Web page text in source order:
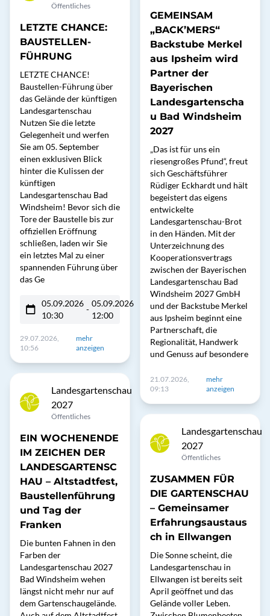
Öffentliches
LETZTE CHANCE:
BAUSTELLEN-
FÜHRUNG
LETZTE CHANCE!
Baustellen-Führung über
das Gelände der künftigen
Landesgartenschau
Nutzen Sie die letzte
Gelegenheit und werfen
Sie am 05. September
einen exklusiven Blick
hinter die Kulissen der
künftigen
Landesgartenschau Bad
Windsheim! Bevor sich die
Tore der Baustelle bis zur
offiziellen Eröffnung
schließen, laden wir Sie
ein letztes Mal zu einer
spannenden Führung über
das Ge
05.09.2026
10:30
-
05.09.2026
12:00
29.07.2026,
10:56
mehr
anzeigen
Landesgartenschau
2027
Öffentliches
EIN WOCHENENDE
IM ZEICHEN DER
LANDESGARTENSC
HAU – Altstadtfest,
Baustellenführung
und Tag der
Franken
Die bunten Fahnen in den
Farben der
Landesgartenschau 2027
Bad Windsheim wehen
längst nicht mehr nur auf
dem Gartenschaugelände.
GEMEINSAM
„BACK’MERS“
Backstube Merkel
aus Ipsheim wird
Partner der
Bayerischen
Landesgartenscha
u Bad Windsheim
2027
„Das ist für uns ein
riesengroßes Pfund“, freut
sich Geschäftsführer
Rüdiger Eckhardt und hält
begeistert das eigens
entwickelte
Landesgartenschau-Brot
in den Händen. Mit der
Unterzeichnung des
Kooperationsvertrags
zwischen der Bayerischen
Landesgartenschau Bad
Windsheim 2027 GmbH
und der Backstube Merkel
aus Ipsheim beginnt eine
Partnerschaft, die
Regionalität, Handwerk
und Genuss auf besondere
21.07.2026,
09:13
mehr
anzeigen
Landesgartenschau
2027
Öffentliches
ZUSAMMEN FÜR
DIE GARTENSCHAU
– Gemeinsamer
Erfahrungsaustaus
ch in Ellwangen
Die Sonne scheint, die
Landesgartenschau in
Ellwangen ist bereits seit
April geöffnet und das
Gelände voller Leben.